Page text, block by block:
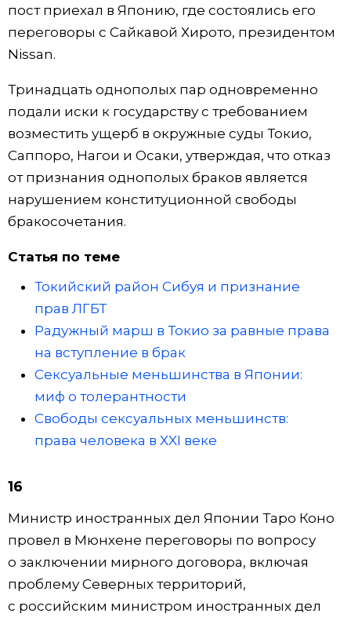
пост приехал в Японию, где состоялись его
переговоры с Сайкавой Хирото, президентом
Nissan.
Тринадцать однополых пар одновременно
подали иски к государству с требованием
возместить ущерб в окружные суды Токио,
Саппоро, Нагои и Осаки, утверждая, что отказ
от признания однополых браков является
нарушением конституционной свободы
бракосочетания.
Статья по теме
Токийский район Сибуя и признание
прав ЛГБТ
Радужный марш в Токио за равные права
на вступление в брак
Сексуальные меньшинства в Японии:
миф о толерантности
Свободы сексуальных меньшинств:
права человека в XXI веке
16
Министр иностранных дел Японии Таро Коно
провел в Мюнхене переговоры по вопросу
о заключении мирного договора, включая
проблему Северных территорий,
с российским министром иностранных дел